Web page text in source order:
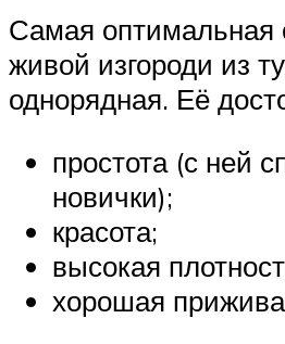
Самая оптимальная
живой изгороди из
однорядная. Её
простота (с ней
новички);
красота;
высокая
хорошая